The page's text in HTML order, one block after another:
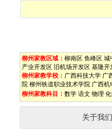
柳州家教区域： 柳南区 鱼峰区 城
产业开发区
旧机场开发区 基隆开
柳州家教学校： 广西科技大学 广
院 柳州铁道职业技术学院 广西机
柳州家教科目： 数学 语文 物理
关于我们